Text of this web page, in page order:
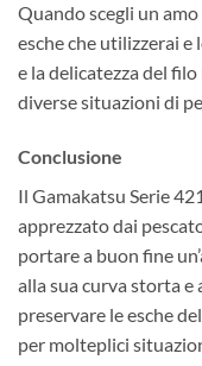
Quando scegli un
esche che utilizzerai e
e la delicatezza del
diverse situazioni di
Conclusione
Il Gamakatsu Serie
apprezzato dai
portare a buon fine
alla sua curva storta e
preservare le esche
per molteplici